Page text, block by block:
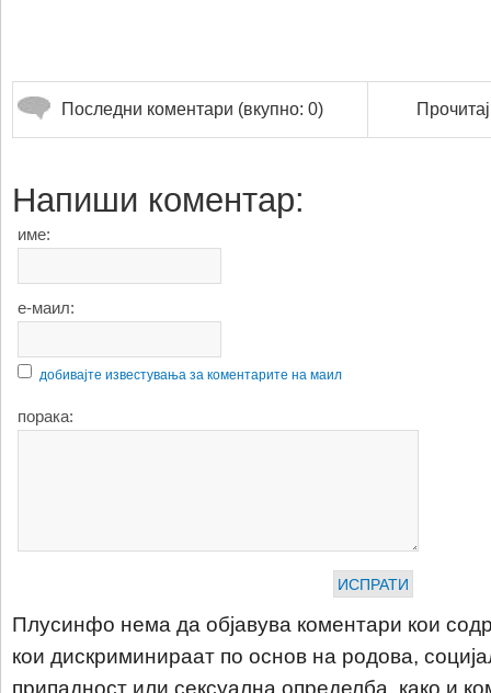
Последни коментари (вкупно: 0)
Напиши коментар:
име:
е-маил:
добивајте известувања за коментарите на маил
порака:
Плусинфо нема да објавува коментари кои
кои дискриминираат по основ на родова,
припадност или сексуална определба, како и